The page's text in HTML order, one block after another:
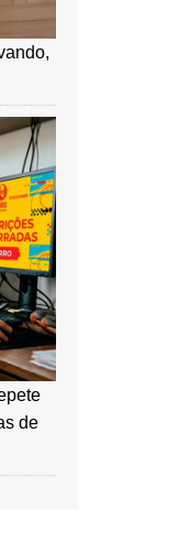
de